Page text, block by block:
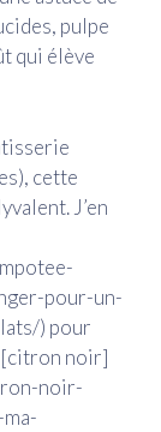
pulpe
qui élève
cette
J’en
pour-un-
) pour
[citron noir]
noir-